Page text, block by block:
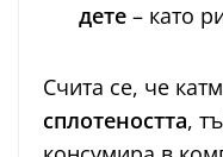
дете – като
Счита се, че
сплотеността,